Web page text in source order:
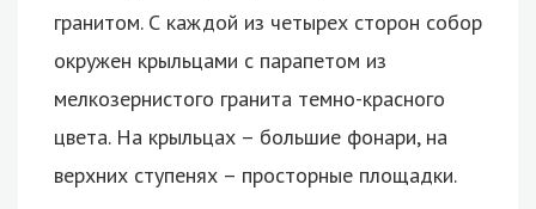
гранитом. С каждой из четырех сторон собор
окружен крыльцами с парапетом из
мелкозернистого гранита темно-красного
цвета. На крыльцах – большие фонари, на
верхних ступенях – просторные площадки.